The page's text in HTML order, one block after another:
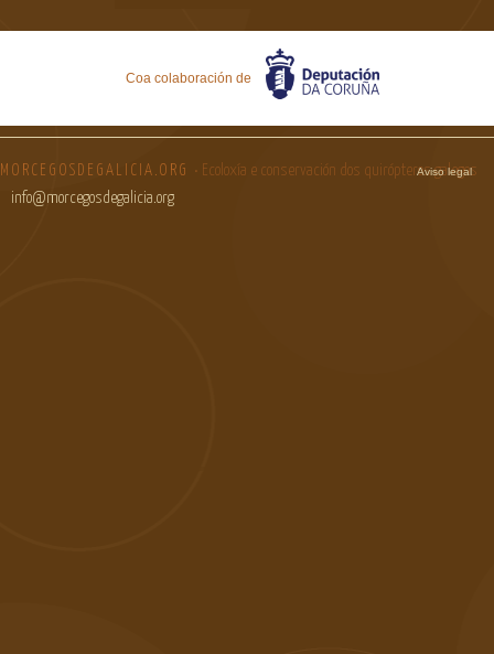
Familia Molossidae
Coa colaboración de
MORCEGOSDEGALICIA.ORG • Ecoloxía e conservación dos quirópteros galegos
info@morcegosdegalicia.org
Aviso legal